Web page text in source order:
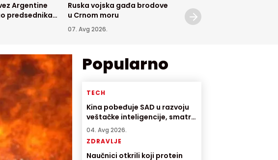
Argentine
predsednika
Ruska vojska gađa brodove
u Crnom moru
07. Avg 2026.
oprez zbog virusa
Nila
dosijea
Sunca
Popularno
TECH
Kina pobeđuje SAD u razvoju
veštačke inteligencije, smatra
direktor američke AI
kompanije
04. Avg 2026.
ZDRAVLJE
Naučnici otkrili koji protein